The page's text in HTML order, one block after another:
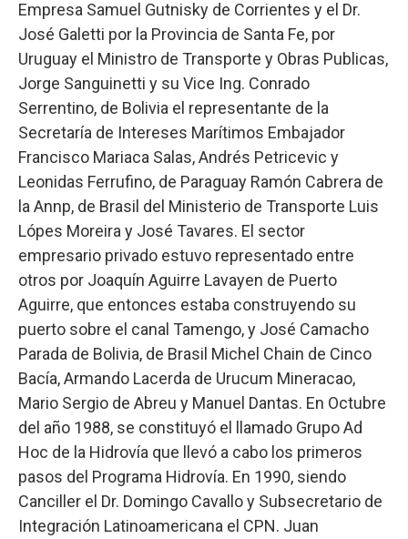
Empresa Samuel Gutnisky de Corrientes y el Dr.
José Galetti por la Provincia de Santa Fe, por
Uruguay el Ministro de Transporte y Obras Publicas,
Jorge Sanguinetti y su Vice Ing. Conrado
Serrentino, de Bolivia el representante de la
Secretaría de Intereses Marítimos Embajador
Francisco Mariaca Salas, Andrés Petricevic y
Leonidas Ferrufino, de Paraguay Ramón Cabrera de
la Annp, de Brasil del Ministerio de Transporte Luis
Lópes Moreira y José Tavares. El sector
empresario privado estuvo representado entre
otros por Joaquín Aguirre Lavayen de Puerto
Aguirre, que entonces estaba construyendo su
puerto sobre el canal Tamengo, y José Camacho
Parada de Bolivia, de Brasil Michel Chain de Cinco
Bacía, Armando Lacerda de Urucum Mineracao,
Mario Sergio de Abreu y Manuel Dantas. En Octubre
del año 1988, se constituyó el llamado Grupo Ad
Hoc de la Hidrovía que llevó a cabo los primeros
pasos del Programa Hidrovía. En 1990, siendo
Canciller el Dr. Domingo Cavallo y Subsecretario de
Integración Latinoamericana el CPN. Juan